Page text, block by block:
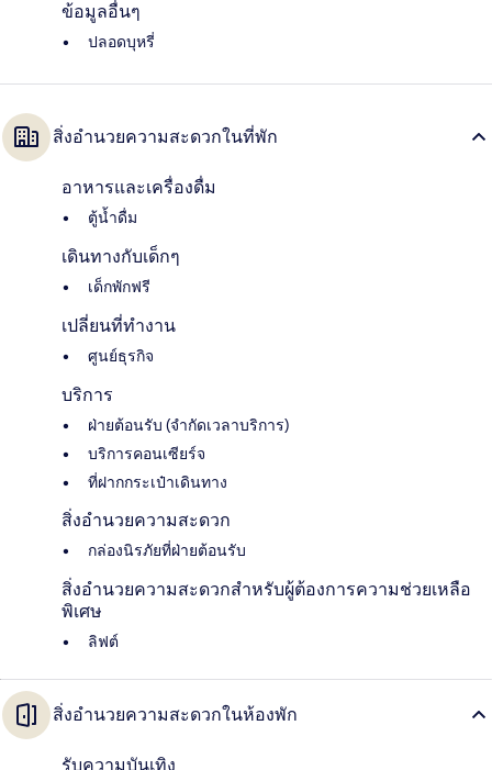
ข้อมูลอื่นๆ
ปลอดบุหรี่
สิ่งอำนวยความสะดวกในที่พัก
อาหารและเครื่องดื่ม
ตู้น้ำดื่ม
เดินทางกับเด็กๆ
เด็กพักฟรี
เปลี่ยนที่ทำงาน
ศูนย์ธุรกิจ
บริการ
ฝ่ายต้อนรับ (จำกัดเวลาบริการ)
บริการคอนเซียร์จ
ที่ฝากกระเป๋าเดินทาง
สิ่งอำนวยความสะดวก
กล่องนิรภัยที่ฝ่ายต้อนรับ
สิ่งอำนวยความสะดวกสำหรับผู้ต้องการความช่วยเหลือ
พิเศษ
ลิฟต์
สิ่งอำนวยความสะดวกในห้องพัก
รับความบันเทิง